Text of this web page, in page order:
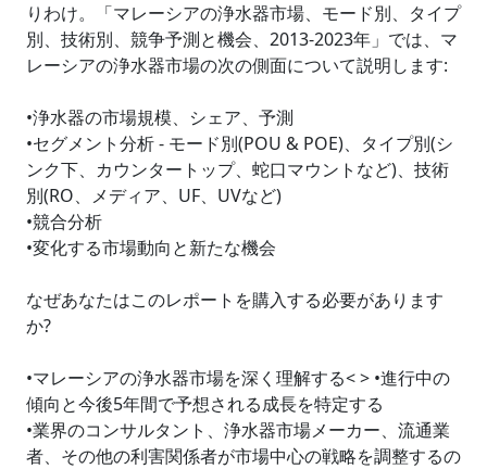
りわけ。「マレーシアの浄水器市場、モード別、タイプ
別、技術別、競争予測と機会、2013-2023年」では、マ
レーシアの浄水器市場の次の側面について説明します:
•浄水器の市場規模、シェア、予測
•セグメント分析 - モード別(POU & POE)、タイプ別(シ
ンク下、カウンタートップ、蛇口マウントなど)、技術
別(RO、メディア、UF、UVなど)
•競合分析
•変化する市場動向と新たな機会
なぜあなたはこのレポートを購入する必要があります
か?
•マレーシアの浄水器市場を深く理解する< > •進行中の
傾向と今後5年間で予想される成長を特定する
•業界のコンサルタント、浄水器市場メーカー、流通業
者、その他の利害関係者が市場中心の戦略を調整するの